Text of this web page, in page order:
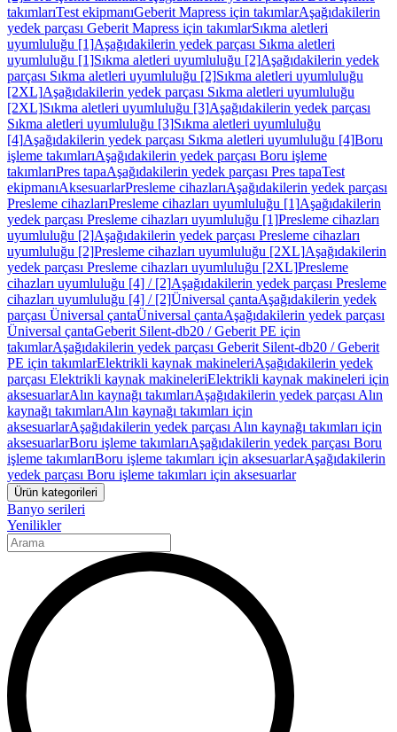
takımlarıTest ekipmanıGeberit Mapress için takımlarAşağıdakilerin
yedek parçası Geberit Mapress için takımlarSıkma aletleri
uyumluluğu [1]Aşağıdakilerin yedek parçası Sıkma aletleri
uyumluluğu [1]Sıkma aletleri uyumluluğu [2]Aşağıdakilerin yedek
parçası Sıkma aletleri uyumluluğu [2]Sıkma aletleri uyumluluğu
[2XL]Aşağıdakilerin yedek parçası Sıkma aletleri uyumluluğu
[2XL]Sıkma aletleri uyumluluğu [3]Aşağıdakilerin yedek parçası
Sıkma aletleri uyumluluğu [3]Sıkma aletleri uyumluluğu
[4]Aşağıdakilerin yedek parçası Sıkma aletleri uyumluluğu [4]Boru
işleme takımlarıAşağıdakilerin yedek parçası Boru işleme
takımlarıPres tapaAşağıdakilerin yedek parçası Pres tapaTest
ekipmanıAksesuarlarPresleme cihazlarıAşağıdakilerin yedek parçası
Presleme cihazlarıPresleme cihazları uyumluluğu [1]Aşağıdakilerin
yedek parçası Presleme cihazları uyumluluğu [1]Presleme cihazları
uyumluluğu [2]Aşağıdakilerin yedek parçası Presleme cihazları
uyumluluğu [2]Presleme cihazları uyumluluğu [2XL]Aşağıdakilerin
yedek parçası Presleme cihazları uyumluluğu [2XL]Presleme
cihazları uyumluluğu [4] / [2]Aşağıdakilerin yedek parçası Presleme
cihazları uyumluluğu [4] / [2]Üniversal çantaAşağıdakilerin yedek
parçası Üniversal çantaÜniversal çantaAşağıdakilerin yedek parçası
Üniversal çantaGeberit Silent-db20 / Geberit PE için
takımlarAşağıdakilerin yedek parçası Geberit Silent-db20 / Geberit
PE için takımlarElektrikli kaynak makineleriAşağıdakilerin yedek
parçası Elektrikli kaynak makineleriElektrikli kaynak makineleri için
aksesuarlarAlın kaynağı takımlarıAşağıdakilerin yedek parçası Alın
kaynağı takımlarıAlın kaynağı takımları için
aksesuarlarAşağıdakilerin yedek parçası Alın kaynağı takımları için
aksesuarlarBoru işleme takımlarıAşağıdakilerin yedek parçası Boru
işleme takımlarıBoru işleme takımları için aksesuarlarAşağıdakilerin
yedek parçası Boru işleme takımları için aksesuarlar
Ürün kategorileri
Banyo serileri
Yenilikler